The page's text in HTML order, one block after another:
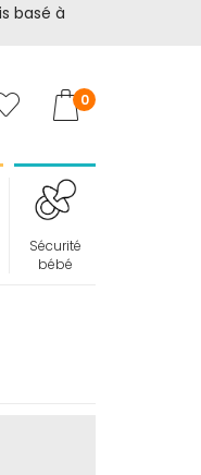
! basé à
Mon panier
0
Sécurité
bébé